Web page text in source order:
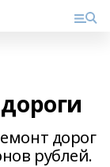
дорог
рублей.